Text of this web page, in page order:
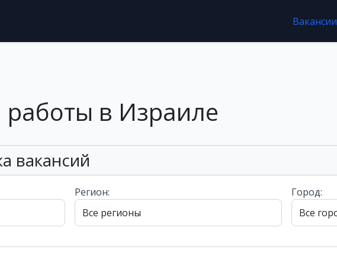
Вакансии
работы в Израиле
вакансий
Регион: Город: